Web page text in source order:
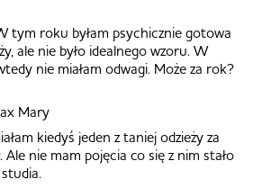
tym roku byłam psychicznie gotowa
ale nie było idealnego wzoru. W
nie miałam odwagi. Może za rok?
Mary
kiedyś jeden z taniej odzieży za
Ale nie mam pojęcia co się z nim stało